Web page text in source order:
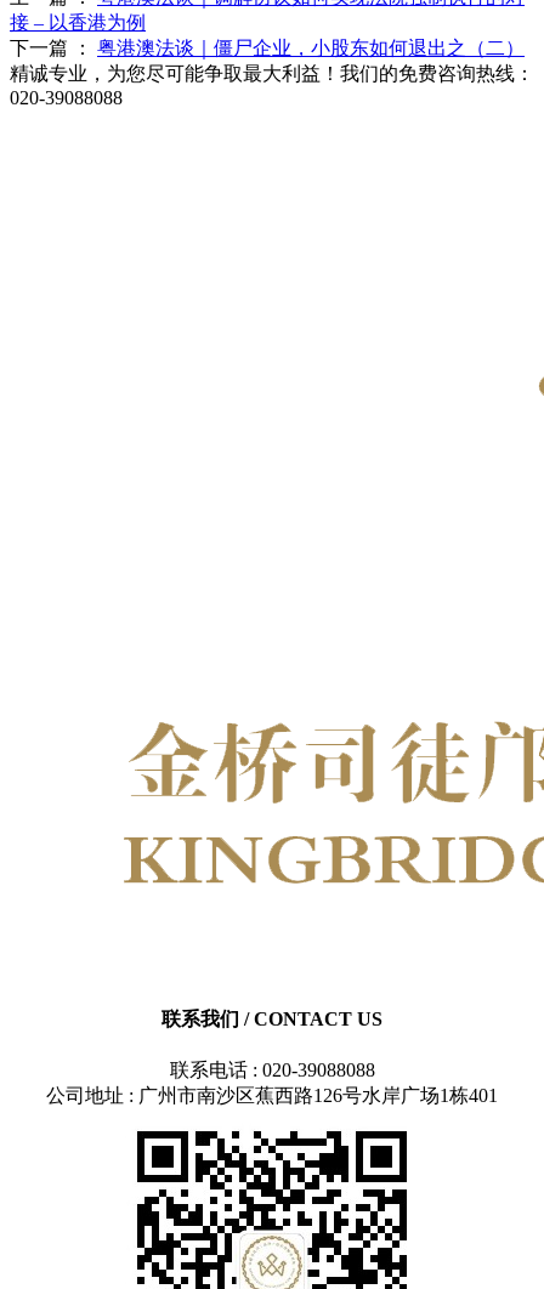
接 – 以香港为例
下一篇 ：
粤港澳法谈｜僵尸企业，小股东如何退出之（二）
精诚专业，为您尽可能争取最大利益！我们的免费咨询热线：
020-39088088
联系我们 / CONTACT US
联系电话 : 020-39088088
公司地址 : 广州市南沙区蕉西路126号水岸广场1栋401